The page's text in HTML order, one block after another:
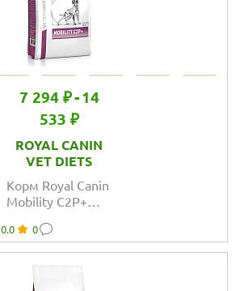
7 294 ₽- 14
533 ₽
ROYAL CANIN
VET DIETS
Корм Royal Canin
Mobility C2P+
заболеваниях
опорно-
двигательного
аппарата
0.0 0